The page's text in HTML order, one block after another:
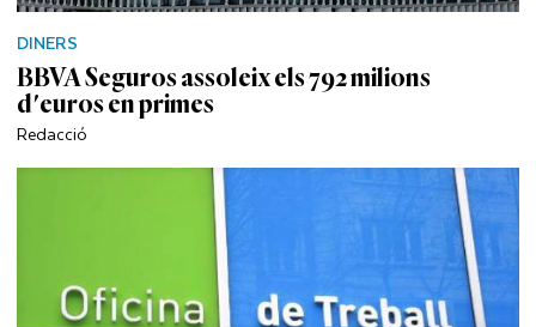
DINERS
BBVA Seguros assoleix els 792 milions
d'euros en primes
Redacció